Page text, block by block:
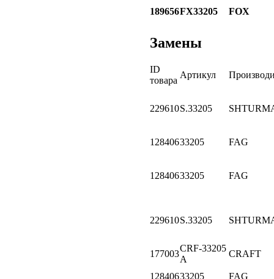
189656FX33205 FOX
Замены
ID
товара
Артикул
229610S.33205
12840633205 FAG
12840633205 FAG
229610S.33205
177003
CRF-33205
A
CRAFT
12840633205 FAG